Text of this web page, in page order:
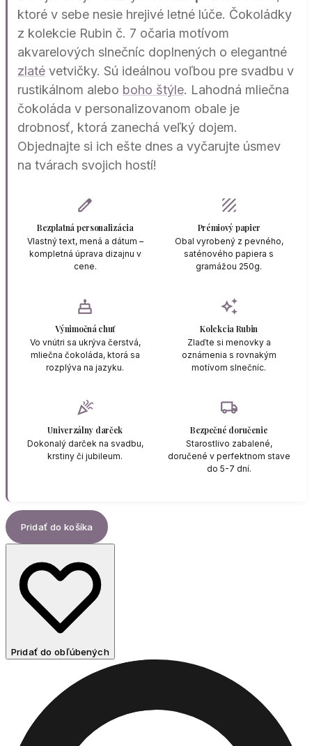
ktoré v sebe nesie hrejivé letné lúče. Čokoládky
z kolekcie Rubin č. 7 očaria motívom
akvarelových slnečníc doplnených o elegantné
zlaté vetvičky. Sú ideálnou voľbou pre svadbu v
rustikálnom alebo boho štýle. Lahodná mliečna
čokoláda v personalizovanom obale je
drobnosť, ktorá zanechá veľký dojem.
Objednajte si ich ešte dnes a vyčarujte úsmev
na tvárach svojich hostí!
edit
Bezplatná personalizácia
Vlastný text, mená a dátum –
kompletná úprava dizajnu v
cene.
texture
Prémiový papier
Obal vyrobený z pevného,
saténového papiera s
gramážou 250g.
cake
Výnimočná chuť
Vo vnútri sa ukrýva čerstvá,
mliečna čokoláda, ktorá sa
rozplýva na jazyku.
auto_awesome
Kolekcia Rubin
Zlaďte si menovky a
oznámenia s rovnakým
motívom slnečníc.
celebration
Univerzálny darček
Dokonalý darček na svadbu,
krstiny či jubileum.
local_shipping
Bezpečné doručenie
Starostlivo zabalené,
doručené v perfektnom stave
do 5-7 dní.
Pridať do košíka
Pridať do obľúbených